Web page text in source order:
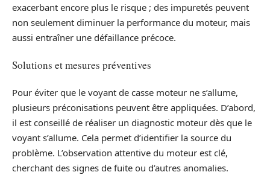
exacerbant encore plus le risque ; des impuretés peuvent
non seulement diminuer la performance du moteur, mais
aussi entraîner une défaillance précoce.
Solutions et mesures préventives
Pour éviter que le voyant de casse moteur ne s’allume,
plusieurs préconisations peuvent être appliquées. D’abord,
il est conseillé de réaliser un diagnostic moteur dès que le
voyant s’allume. Cela permet d’identifier la source du
problème. L’observation attentive du moteur est clé,
cherchant des signes de fuite ou d’autres anomalies.